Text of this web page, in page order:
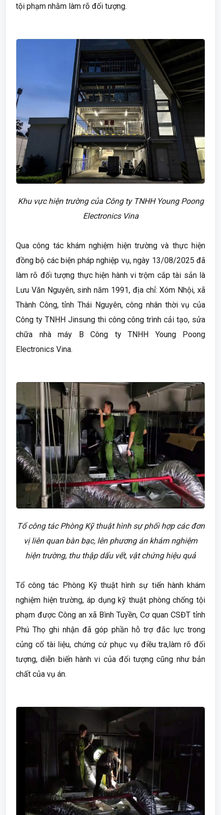
tội phạm nhằm làm rõ đối tượng.
Khu vực hiện trường của Công ty TNHH Young Poong
Electronics Vina
Qua công tác khám nghiệm hiện trường và thực hiện
đồng bộ các biện pháp nghiệp vụ, ngày 13/08/2025 đã
làm rõ đối tượng thực hiện hành vi trộm cắp tài sản là
Lưu Văn Nguyên, sinh năm 1991, địa chỉ: Xóm Nhội, xã
Thành Công, tỉnh Thái Nguyên, công nhân thời vụ của
Công ty TNHH Jinsung thi công công trình cải tạo, sửa
chữa nhà máy B Công ty TNHH Young Poong
Electronics Vina.
Tổ công tác Phòng Kỹ thuật hình sự phối hợp các đơn
vị liên quan bàn bạc, lên phương án khám nghiệm
hiện trường, thu thập dấu vết, vật chứng hiệu quả
Tổ công tác Phòng Kỹ thuật hình sự tiến hành khám
nghiệm hiện trường, áp dụng kỹ thuật phòng chống tội
phạm được Công an xã Bình Tuyền, Cơ quan CSĐT tỉnh
Phú Thọ ghi nhận đã góp phần hỗ trợ đắc lực trong
củng cố tài liệu, chứng cứ phục vụ điều tra,làm rõ đối
tượng, diễn biến hành vi của đối tượng cũng như bản
chất của vụ án.